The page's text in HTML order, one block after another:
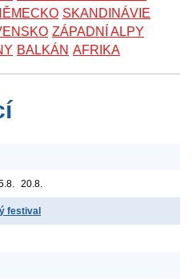
SKANDINÁVIE
ZÁPADNÍ ALPY
BALKÁN AFRIKA
20.8.
festival